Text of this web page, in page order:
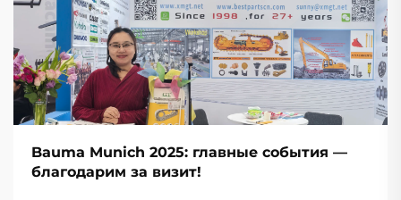
Bauma Munich 2025: главные события —
благодарим за визит!